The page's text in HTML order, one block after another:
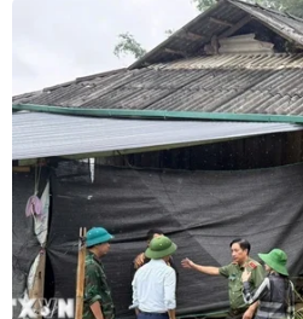
tiếng của Cà Mau từ nhiều